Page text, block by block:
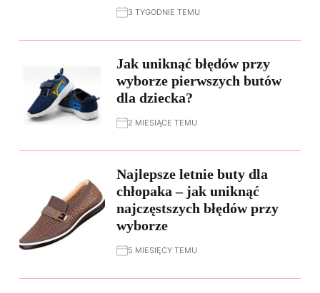
3 TYGODNIE TEMU
Jak uniknąć błędów przy
wyborze pierwszych butów
dla dziecka?
2 MIESIĄCE TEMU
Najlepsze letnie buty dla
chłopaka – jak uniknąć
najczęstszych błędów przy
wyborze
5 MIESIĘCY TEMU